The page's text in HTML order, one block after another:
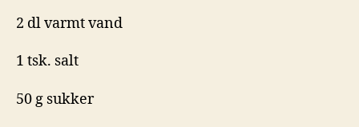
2 dl varmt vand
1 tsk. salt
50 g sukker